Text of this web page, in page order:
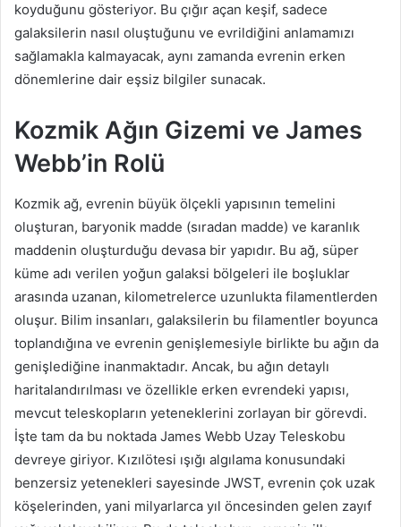
koyduğunu gösteriyor. Bu çığır açan keşif, sadece
galaksilerin nasıl oluştuğunu ve evrildiğini anlamamızı
sağlamakla kalmayacak, aynı zamanda evrenin erken
dönemlerine dair eşsiz bilgiler sunacak.
Kozmik Ağın Gizemi ve James
Webb’in Rolü
Kozmik ağ, evrenin büyük ölçekli yapısının temelini
oluşturan, baryonik madde (sıradan madde) ve karanlık
maddenin oluşturduğu devasa bir yapıdır. Bu ağ, süper
küme adı verilen yoğun galaksi bölgeleri ile boşluklar
arasında uzanan, kilometrelerce uzunlukta filamentlerden
oluşur. Bilim insanları, galaksilerin bu filamentler boyunca
toplandığına ve evrenin genişlemesiyle birlikte bu ağın da
genişlediğine inanmaktadır. Ancak, bu ağın detaylı
haritalandırılması ve özellikle erken evrendeki yapısı,
mevcut teleskopların yeteneklerini zorlayan bir görevdi.
İşte tam da bu noktada James Webb Uzay Teleskobu
devreye giriyor. Kızılötesi ışığı algılama konusundaki
benzersiz yetenekleri sayesinde JWST, evrenin çok uzak
köşelerinden, yani milyarlarca yıl öncesinden gelen zayıf